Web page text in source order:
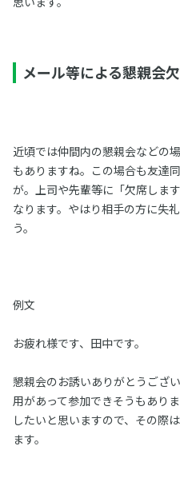
メール等による懇親会
近頃では仲間内の懇親会などの
もありますね。この場合も友達
が。上司や先輩等に「欠席しま
なります。やはり相手の方に失
う。
例文
お疲れ様です、田中です。
懇親会のお誘いありがとうござ
用があって参加できそうもあり
したいと思いますので、その際
ます。